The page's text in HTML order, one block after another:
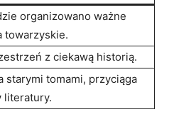
organizowano‌ ważne
towarzyskie.
z ciekawą historią.
starymi tomami, przyciąga
literatury.